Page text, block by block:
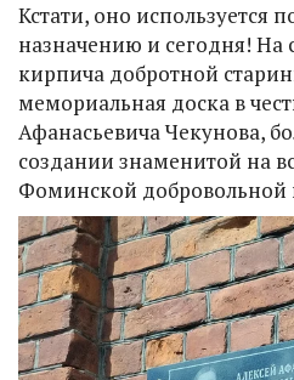
Кстати, оно используется
назначению и сегодня! На
кирпича добротной
мемориальная доска в
Афанасьевича Чекунова,
создании знаменитой на
Фоминской